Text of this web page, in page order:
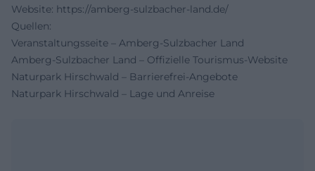
Website: https://amberg-sulzbacher-land.de/
Quellen:
Veranstaltungsseite – Amberg-Sulzbacher Land
Amberg-Sulzbacher Land – Offizielle Tourismus-Website
Naturpark Hirschwald – Barrierefrei-Angebote
Naturpark Hirschwald – Lage und Anreise